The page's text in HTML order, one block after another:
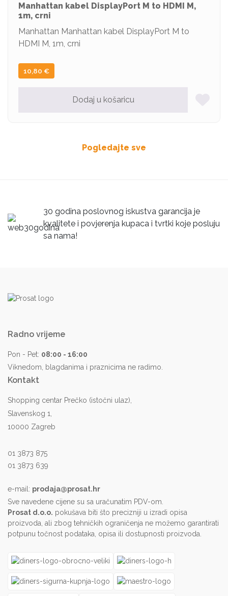
Manhattan kabel DisplayPort M to HDMI M,
1m, crni
Manhattan Manhattan kabel DisplayPort M to
HDMI M, 1m, crni
10,80 €
Dodaj u košaricu
Pogledajte sve
30 godina poslovnog iskustva garancija je
kvalitete i povjerenja kupaca i tvrtki koje posluju
sa nama!
Radno vrijeme
Pon - Pet: 08:00 - 16:00
Viknedom, blagdanima i praznicima ne radimo.
Kontakt
Shopping centar Prečko (istočni ulaz),
Slavenskog 1,
10000 Zagreb
01 3873 875
01 3873 639
e-mail: prodaja@prosat.hr
Sve navedene cijene su sa uračunatim PDV-om.
Prosat d.o.o. pokušava biti što precizniji u izradi opisa
proizvoda, ali zbog tehničkih ograničenja ne možemo garantirati
potpunu točnost podataka, opisa ili dostupnosti proizvoda.